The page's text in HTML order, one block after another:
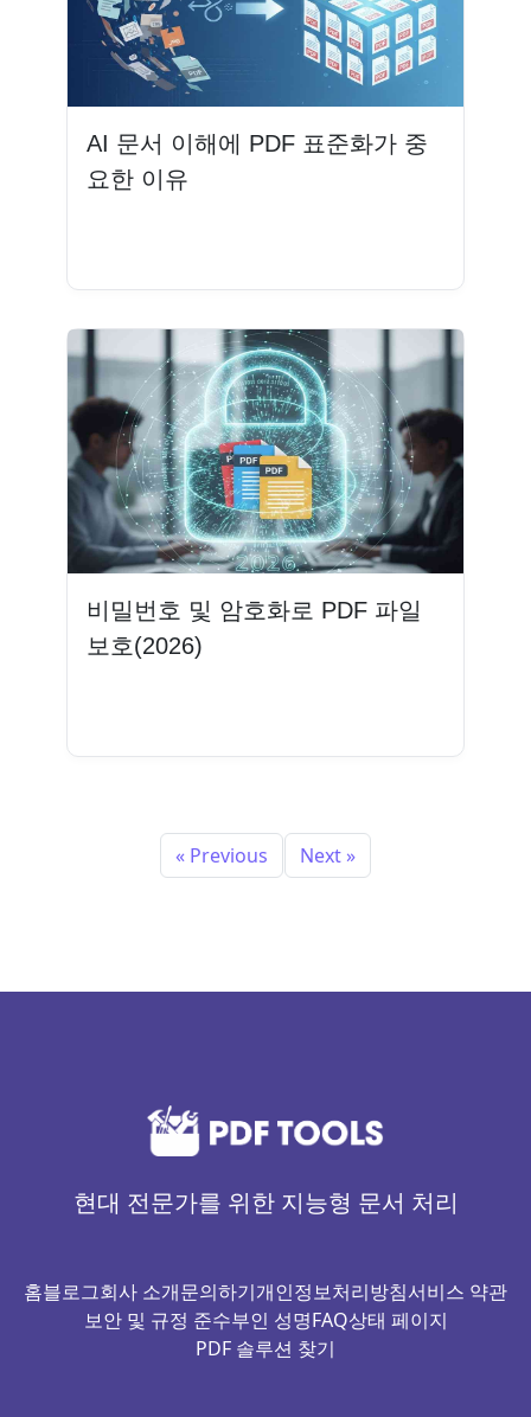
AI 문서 이해에 PDF 표준화가 중
요한 이유
비밀번호 및 암호화로 PDF 파일
보호(2026)
« Previous Next »
현대 전문가를 위한 지능형 문서 처리
홈블로그회사 소개문의하기개인정보처리방침서비스 약관
보안 및 규정 준수부인 성명FAQ상태 페이지
PDF 솔루션 찾기